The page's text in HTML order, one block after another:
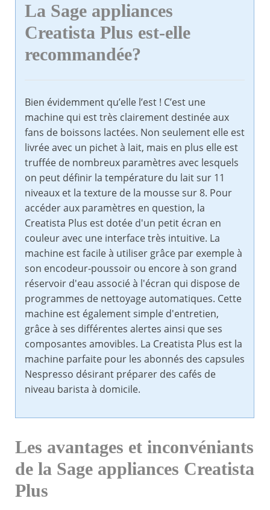
La Sage appliances
Creatista Plus est-elle
recommandée?
Bien évidemment qu’elle l’est ! C’est une
machine qui est très clairement destinée aux
fans de boissons lactées. Non seulement elle est
livrée avec un pichet à lait, mais en plus elle est
truffée de nombreux paramètres avec lesquels
on peut définir la température du lait sur 11
niveaux et la texture de la mousse sur 8. Pour
accéder aux paramètres en question, la
Creatista Plus est dotée d'un petit écran en
couleur avec une interface très intuitive. La
machine est facile à utiliser grâce par exemple à
son encodeur-poussoir ou encore à son grand
réservoir d'eau associé à l'écran qui dispose de
programmes de nettoyage automatiques. Cette
machine est également simple d'entretien,
grâce à ses différentes alertes ainsi que ses
composantes amovibles. La Creatista Plus est la
machine parfaite pour les abonnés des capsules
Nespresso désirant préparer des cafés de
niveau barista à domicile.
Les avantages et inconvéniants
de la Sage appliances Creatista
Plus